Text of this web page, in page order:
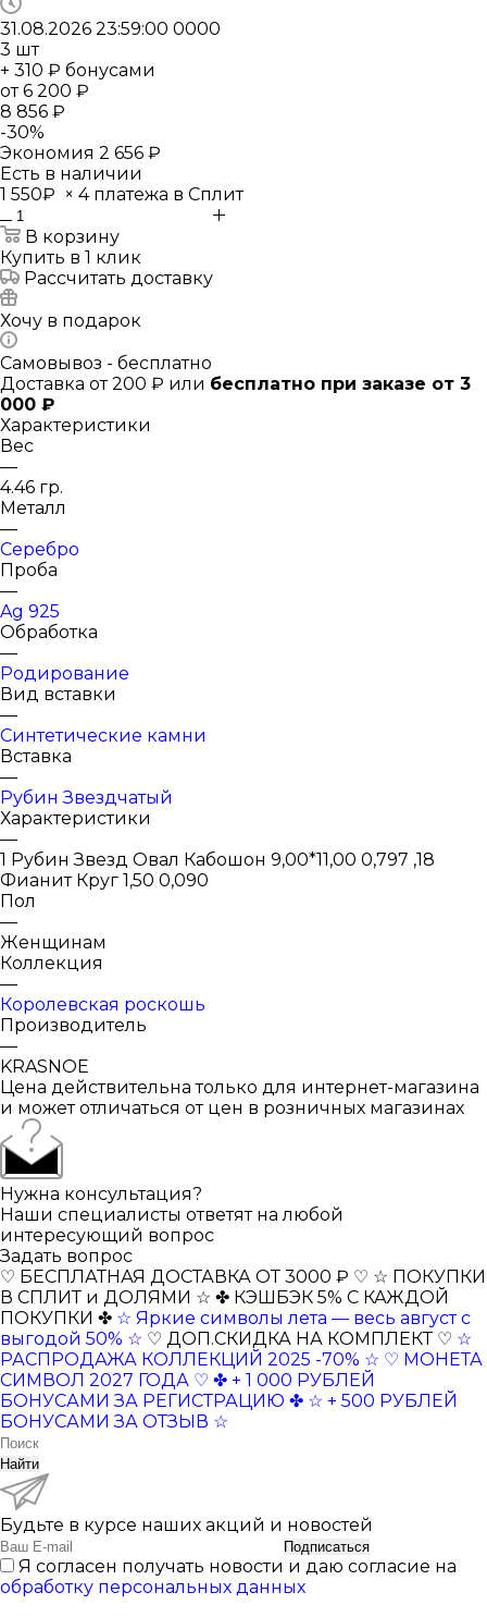
31.08.2026 23:59:00 0000
3 шт
+ 310 ₽ бонусами
от6 200 ₽
8 856 ₽
-30%
Экономия 2 656 ₽
Есть в наличии
1 550₽ × 4 платежа в Сплит
В корзину
Купить в 1 клик
Рассчитать доставку
Хочу в подарок
Самовывоз - бесплатно
Доставка от 200 ₽ или бесплатно при заказе от 3
000 ₽
Характеристики
Вес
—
4.46 гр.
Металл
—
Серебро
Проба
—
Ag 925
Обработка
—
Родирование
Вид вставки
—
Синтетические камни
Вставка
—
Рубин Звездчатый
Характеристики
—
1 Рубин Звезд Овал Кабошон 9,00*11,00 0,797 ,18
Фианит Круг 1,50 0,090
Пол
—
Женщинам
Коллекция
—
Королевская роскошь
Производитель
—
KRASNOE
Цена действительна только для интернет-магазина
и может отличаться от цен в розничных магазинах
Нужна консультация?
Наши специалисты ответят на любой
интересующий вопрос
Задать вопрос
♡ БЕСПЛАТНАЯ ДОСТАВКА ОТ 3000 ₽ ♡ ☆ ПОКУПКИ
В СПЛИТ и ДОЛЯМИ ☆ ✤ КЭШБЭК 5% С КАЖДОЙ
ПОКУПКИ ✤ ☆ Яркие символы лета — весь август с
выгодой 50% ☆ ♡ ДОП.СКИДКА НА КОМПЛЕКТ ♡ ☆
РАСПРОДАЖА КОЛЛЕКЦИЙ 2025 -70% ☆ ♡ МОНЕТА
СИМВОЛ 2027 ГОДА ♡ ✤ + 1 000 РУБЛЕЙ
БОНУСАМИ ЗА РЕГИСТРАЦИЮ ✤ ☆ + 500 РУБЛЕЙ
БОНУСАМИ ЗА ОТЗЫВ ☆
Найти
Будьте в курсе наших акций и новостей
Подписаться
Я согласен получать новости и даю согласие на
обработку персональных данных